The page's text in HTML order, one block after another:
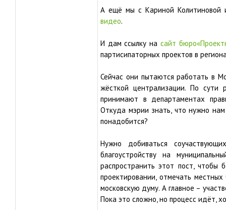
А ещё мы с Кариной
видео.
И дам ссылку на сайт
партисипаторных проектов в
Сейчас они пытаются работать в
жёсткой централизации. По сути
принимают в департаментах
Откуда мэрии знать, что нужно
понадобится?
Нужно добиваться
благоустройству на
распространить этот пост, чтобы
проектировании, отмечать
московскую думу. А главное –
Пока это сложно, но процесс идёт,